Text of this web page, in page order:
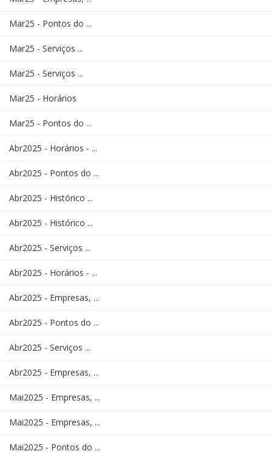
Mar25 - Pontos do ...
Mar25 - Serviços ...
Mar25 - Serviços ...
Mar25 - Horários
Mar25 - Pontos do ...
Abr2025 - Horários - ...
Abr2025 - Pontos do ...
Abr2025 - Histórico ...
Abr2025 - Histórico ...
Abr2025 - Serviços ...
Abr2025 - Horários - ...
Abr2025 - Empresas, ...
Abr2025 - Pontos do ...
Abr2025 - Serviços ...
Abr2025 - Empresas, ...
Mai2025 - Empresas, ...
Mai2025 - Empresas, ...
Mai2025 - Pontos do ...